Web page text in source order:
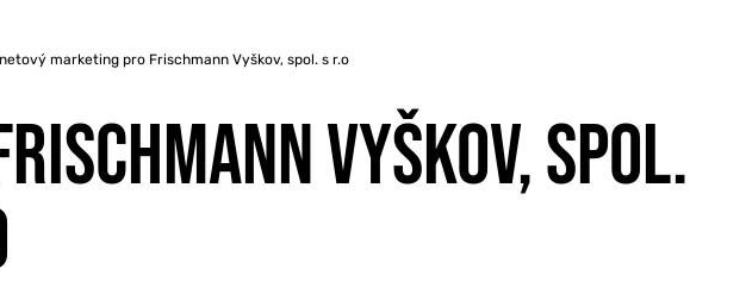
marketing pro Frischmann Vyškov, spol. s r.o
VYŠKOV, SPOL.